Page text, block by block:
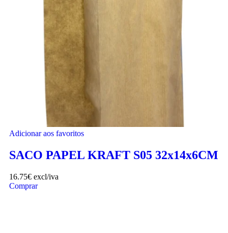
Adicionar aos favoritos
SACO PAPEL KRAFT S05 32x14x6CM
16.75€ excl/iva
Comprar